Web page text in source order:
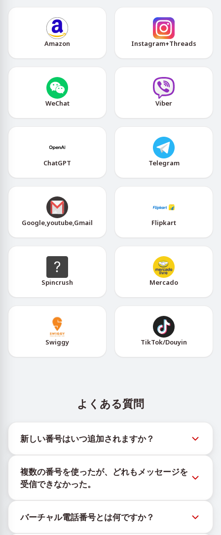
Amazon Instagram+Threads
WeChat Viber
ChatGPT Telegram
Google,youtube,Gmail Flipkart
Spincrush Mercado
Swiggy TikTok/Douyin
よくある質問
新しい番号はいつ追加されますか？
@TigerSMSofficial_bot で確認できます。このチャン
ネルは最新の番号在庫にアクセスできるよう、タイム
リーな更新を提供します。
複数の番号を使ったが、どれもメッセージを
受信できなかった。
ことはできません。サービスのアルゴリズムにより、
一時的な番号へのメッセージ配信がさまざまな理由で
バーチャル電話番号とは何ですか？